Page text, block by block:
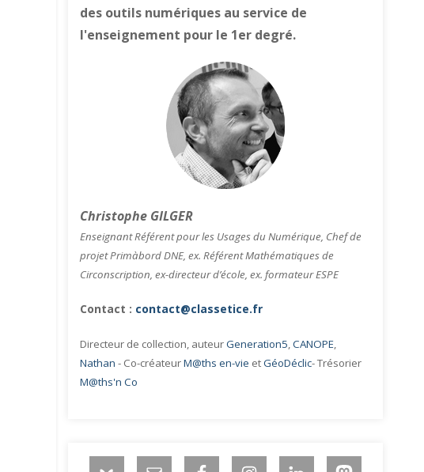
des outils numériques au service de
l'enseignement pour le 1er degré.
Christophe GILGER
Enseignant Référent pour les Usages du Numérique, Chef de
projet Primàbord DNE, ex. Référent Mathématiques de
Circonscription, ex-directeur d’école, ex. formateur ESPE
Contact : contact@classetice.fr
Directeur de collection, auteurGeneration5,CANOPE,
Nathan - Co-créateurM@ths en-vie etGéoDéclic- Trésorier
M@ths'n Co